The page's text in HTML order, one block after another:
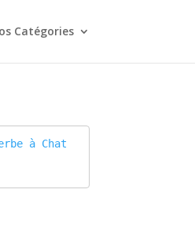
Catégories
à Chat